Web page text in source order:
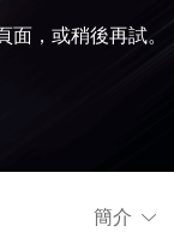
面，或稍後再試。
簡介